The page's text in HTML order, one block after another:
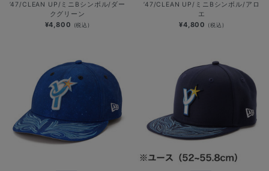
’47/CLEAN UP/ミニBシンボル/ダー
クグリーン
¥4,800 (税込)
’47/CLEAN UP/ミニBシンボル/アロ
エ
¥4,800 (税込)